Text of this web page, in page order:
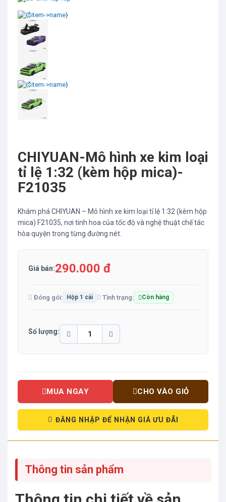
CHIYUAN-Mô hình xe kim loại
tỉ lệ 1:32 (kèm hộp mica)-
F21035
Khám phá CHIYUAN – Mô hình xe kim loại tỉ lệ 1:32 (kèm hộp
mica) F21035, nơi tinh hoa của tốc độ và nghệ thuật chế tác
hòa quyện trong từng đường nét.
Giá bán:290.000 đ
Đóng gói: Hộp 1 cái Tình trạng: Còn hàng
Số lượng:
MUA NGAY CHO VÀO GIỎ
ĐĂNG NHẬP ĐỂ NHẬN GIÁ ƯU ĐÃI
Thông tin sản phẩm